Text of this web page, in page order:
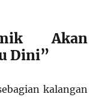
Akan
Dini”
kalangan